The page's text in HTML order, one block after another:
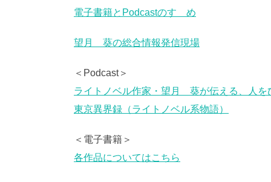
電子書籍とPodcastのすゝめ
望月 葵の総合情報発信現場
＜Podcast＞
ライトノベル作家・望月 葵が伝える、人を
東京異界録（ライトノベル系物語）
＜電子書籍＞
各作品についてはこちら